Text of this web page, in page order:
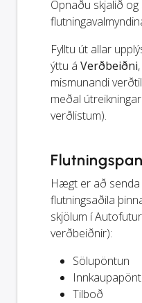
Opnaðu skjalið
Fylltu út allar
ýttu á Verðbeiðni
mismunandi
meðal
verðlistum).
Hægt er að
flutningsaðila
skjölum í
verðbeiðnir):
Sölupöntun
Tilboð